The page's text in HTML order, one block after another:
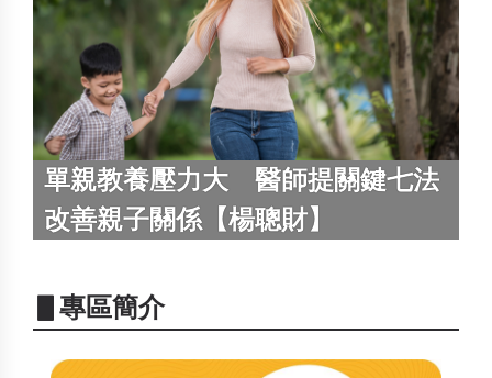
單親教養壓力大 醫師提關鍵七法
改善親子關係【楊聰財】
▋專區簡介